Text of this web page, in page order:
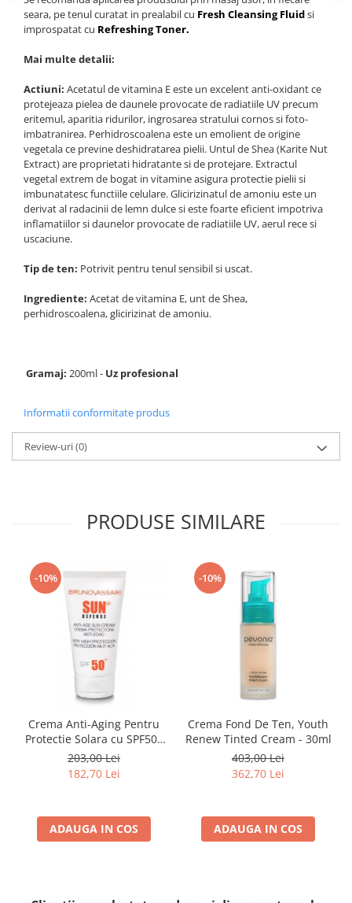
seara, pe tenul curatat in prealabil cu Fresh Cleansing Fluidsi
improspatat cu Refreshing Toner.
Mai multe detalii:
Actiuni: Acetatul de vitamina E este un excelent anti-oxidant ce
protejeaza pielea de daunele provocate de radiatiile UV precum
eritemul, aparitia ridurilor, ingrosarea stratului cornos si foto-
imbatranirea. Perhidroscoalena este un emolient de origine
vegetala ce previne deshidratarea pielii. Untul de Shea (Karite Nut
Extract) are proprietati hidratante si de protejare. Extractul
vegetal extrem de bogat in vitamine asigura protectie pielii si
imbunatatesc functiile celulare. Glicirizinatul de amoniu este un
derivat al radacinii de lemn dulce si este foarte eficient impotriva
inflamatiilor si daunelor provocate de radiatiile UV, aerul rece si
uscaciune.
Tip de ten: Potrivit pentru tenul sensibil si uscat.
Ingrediente: Acetat de vitamina E, unt de Shea,
perhidroscoalena, glicirizinat de amoniu.
Gramaj: 200ml - Uz profesional
Informatii conformitate produs
Review-uri(0)
PRODUSE SIMILARE
-10%
Crema Anti-Aging Pentru
Protectie Solara cu SPF50+
50ml - Anti -Age Sun Cream
SPF50+ - Bruno Vassari
203,00 Lei
182,70 Lei
ADAUGA IN COS
-10%
Crema Fond De Ten, Youth
Renew Tinted Cream - 30ml
403,00 Lei
362,70 Lei
ADAUGA IN COS